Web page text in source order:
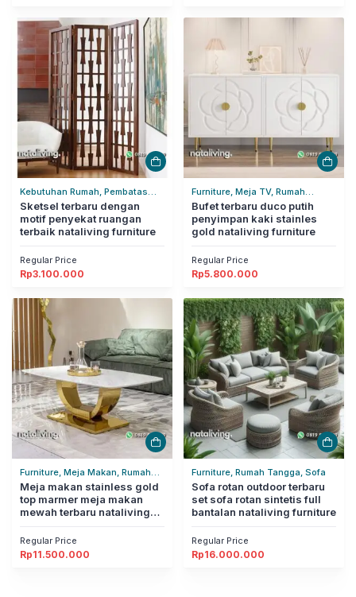
Kebutuhan Rumah, Pembatas
Ruangan, Rumah Tangga
Sketsel terbaru dengan
motif penyekat ruangan
terbaik nataliving furniture
Regular Price
Rp3.100.000
Furniture, Meja TV, Rumah
Tangga
Bufet terbaru duco putih
penyimpan kaki stainles
gold nataliving furniture
Regular Price
Rp5.800.000
Furniture, Meja Makan, Rumah
Tangga
Meja makan stainless gold
top marmer meja makan
mewah terbaru nataliving
Regular Price
Rp11.500.000
Furniture, Rumah Tangga, Sofa
Sofa rotan outdoor terbaru
set sofa rotan sintetis full
bantalan nataliving furniture
Regular Price
Rp16.000.000